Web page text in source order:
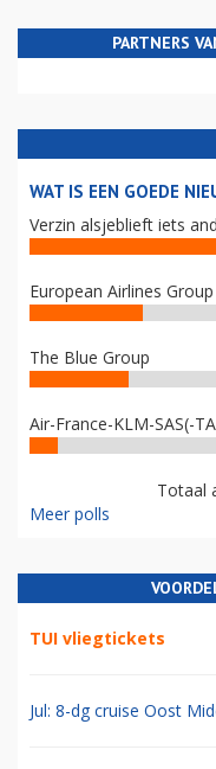
PARTNERS
WAT IS EEN GOEDE
Verzin alsjeblieft iets
European Airlines Group
The Blue Group
Air-France-KLM-SAS(-
Totaal
Meer polls
TUI vliegtickets
Jul: 8-dg cruise Oost